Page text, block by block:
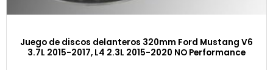
Juego de discos delanteros 320mm Ford Mustang V6
3.7L 2015-2017, L4 2.3L 2015-2020 NO Performance